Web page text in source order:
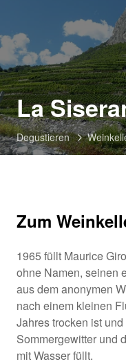
La
Degustieren
Zum
1965 füllt Maurice
ohne Namen, seinen
aus dem anonymen
nach einem kleinen
Jahres trocken ist
Sommergewitter und
mit Wasser füllt.